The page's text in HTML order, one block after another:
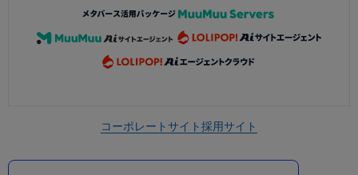
コーポレートサイト採用サイト